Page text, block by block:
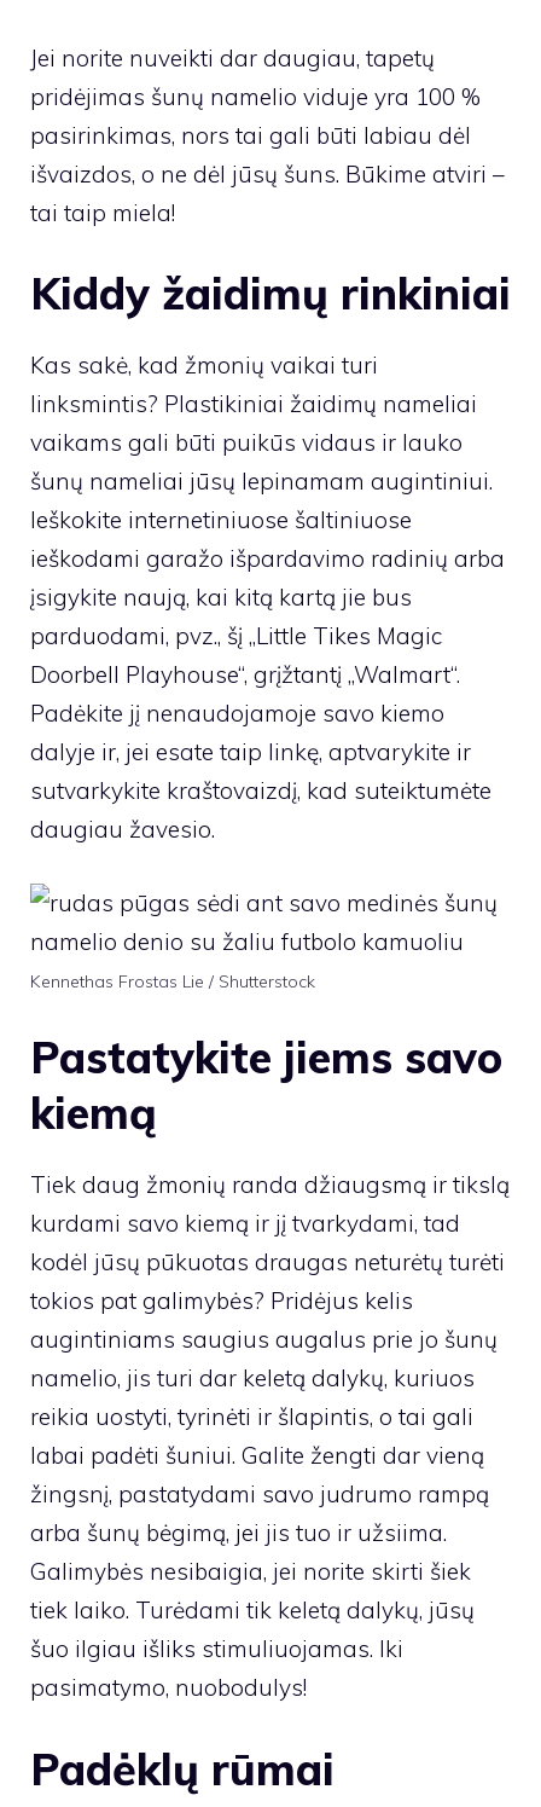
Jei norite nuveikti dar daugiau, tapetų
pridėjimas šunų namelio viduje yra 100 %
pasirinkimas, nors tai gali būti labiau dėl
išvaizdos, o ne dėl jūsų šuns. Būkime atviri –
tai taip miela!
Kiddy žaidimų rinkiniai
Kas sakė, kad žmonių vaikai turi
linksmintis? Plastikiniai žaidimų nameliai
vaikams gali būti puikūs vidaus ir lauko
šunų nameliai jūsų lepinamam augintiniui.
Ieškokite internetiniuose šaltiniuose
ieškodami garažo išpardavimo radinių arba
įsigykite naują, kai kitą kartą jie bus
parduodami, pvz., šį „Little Tikes Magic
Doorbell Playhouse“, grįžtantį „Walmart“.
Padėkite jį nenaudojamoje savo kiemo
dalyje ir, jei esate taip linkę, aptvarykite ir
sutvarkykite kraštovaizdį, kad suteiktumėte
daugiau žavesio.
Kennethas Frostas Lie / Shutterstock
Pastatykite jiems savo
kiemą
Tiek daug žmonių randa džiaugsmą ir tikslą
kurdami savo kiemą ir jį tvarkydami, tad
kodėl jūsų pūkuotas draugas neturėtų turėti
tokios pat galimybės? Pridėjus kelis
augintiniams saugius augalus prie jo šunų
namelio, jis turi dar keletą dalykų, kuriuos
reikia uostyti, tyrinėti ir šlapintis, o tai gali
labai padėti šuniui. Galite žengti dar vieną
žingsnį, pastatydami savo judrumo rampą
arba šunų bėgimą, jei jis tuo ir užsiima.
Galimybės nesibaigia, jei norite skirti šiek
tiek laiko. Turėdami tik keletą dalykų, jūsų
šuo ilgiau išliks stimuliuojamas. Iki
pasimatymo, nuobodulys!
Padėklų rūmai